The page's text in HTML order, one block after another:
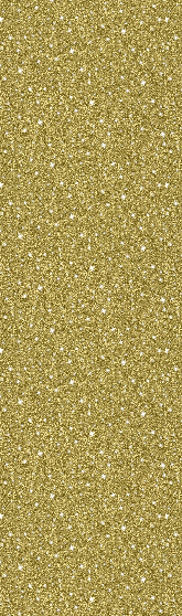
Russkiy
angstlose
andere
FÃ¤llen
FÃ¤llen
Gewinn
Hunde,
Kumpel, ist
und fÃ¼r die
in seiner
so auch auf
Die
praktisch
das